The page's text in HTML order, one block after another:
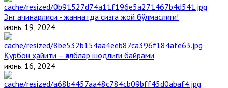
Энг ачинарлиси - жаннатда сизга жой бўлмаслиги!
июнь. 19, 2024
Қурбон ҳайити – қалблар шодлиги байрами
июнь. 16, 2024